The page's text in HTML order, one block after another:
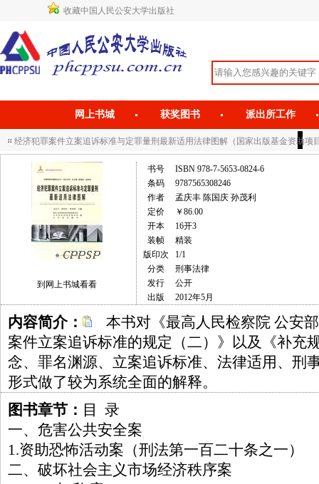
收藏中国人民公安大学出版社
网上书城 获奖图书 派出所工作
经济犯罪案件立案追诉标准与定罪量刑最新适用法律图解（国家出版基金资助项
到网上书城看看
书号
ISBN 978-7-5653-0824-6
条码
9787565308246
作者
孟庆丰 陈国庆 孙茂利
定价
￥86.00
开本
16开3
装帧
精装
版印次
1/1
分类
刑事法律
发行
公开
出版
2012年5月
内容简介：
本书对《最高人民检察院 公安
案件立案追诉标准的规定（二）》以及《补充
念、罪名渊源、立案追诉标准、法律适用、刑
形式做了较为系统全面的解释。
图书章节： 目 录
一、危害公共安全案
1.资助恐怖活动案（刑法第一百二十条之一）
二、破坏社会主义市场经济秩序案